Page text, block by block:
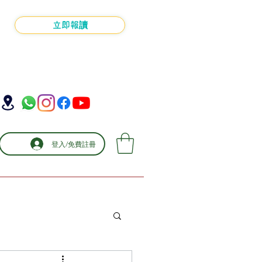
立即報讀
登入/免費註冊